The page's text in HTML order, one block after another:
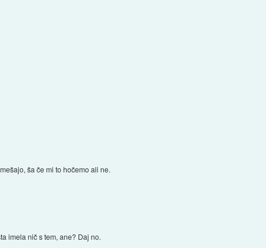
ša če mi to hočemo ali ne.
imela nič s tem, ane? Daj no.